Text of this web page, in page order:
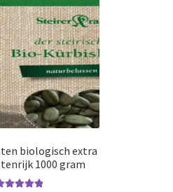
biologisch extra
1000 gram